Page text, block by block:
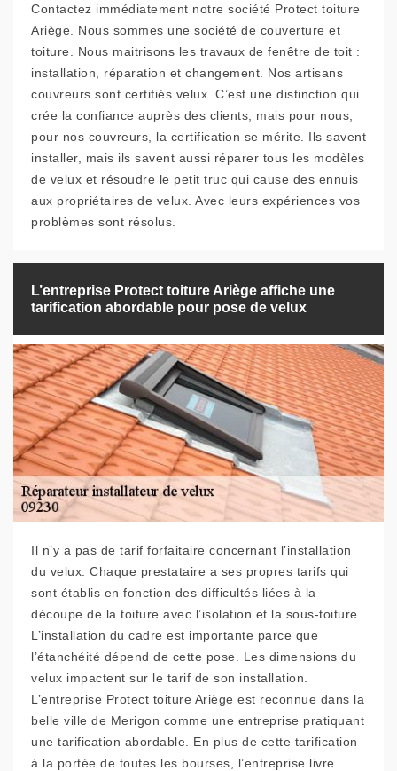
Contactez immédiatement notre société Protect toiture
Ariège. Nous sommes une société de couverture et
toiture. Nous maitrisons les travaux de fenêtre de toit :
installation, réparation et changement. Nos artisans
couvreurs sont certifiés velux. C’est une distinction qui
crée la confiance auprès des clients, mais pour nous,
pour nos couvreurs, la certification se mérite. Ils savent
installer, mais ils savent aussi réparer tous les modèles
de velux et résoudre le petit truc qui cause des ennuis
aux propriétaires de velux. Avec leurs expériences vos
problèmes sont résolus.
L’entreprise Protect toiture Ariège affiche une
tarification abordable pour pose de velux
Il n’y a pas de tarif forfaitaire concernant l’installation
du velux. Chaque prestataire a ses propres tarifs qui
sont établis en fonction des difficultés liées à la
découpe de la toiture avec l’isolation et la sous-toiture.
L’installation du cadre est importante parce que
l’étanchéité dépend de cette pose. Les dimensions du
velux impactent sur le tarif de son installation.
L’entreprise Protect toiture Ariège est reconnue dans la
belle ville de Merigon comme une entreprise pratiquant
une tarification abordable. En plus de cette tarification
à la portée de toutes les bourses, l’entreprise livre